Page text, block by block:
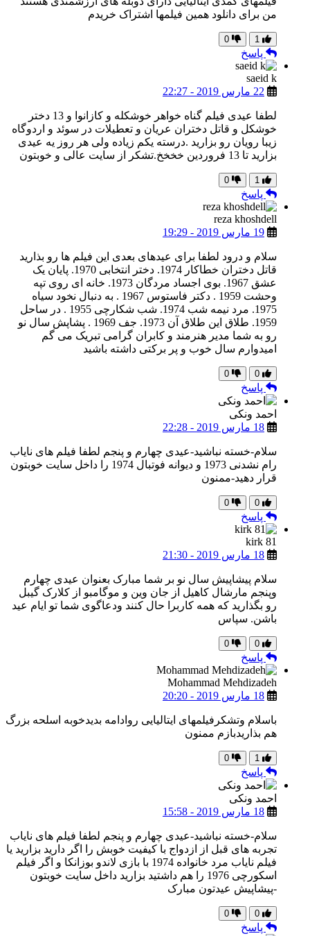
من برای دانلود همین فیلمها اشتراک خریدم
1
0
پاسخ
saeid k
22 مارس 2019 - 22:27
لطفا عیدی فیلم گناه خواهر خوشکله و کازانوا و 13 دختر
خوشکل و قاتل دختران عریان و تعطیلات در سوئد و اردوگاه
زیبا رویان رو بزارید .درسته یکم زیاده ولی هر روز یه عیدی
بزارید تا 13 فروردین خخخخ.تشکر از سایت عالی و خوبتون
1
0
پاسخ
reza khoshdell
19 مارس 2019 - 19:29
سلام و درود لطفا برای عیدهای بعدی این فیلم ها رو بذارید
قاتل دختران خطاکار 1974. دختر انتخابی 1970. پایان یک
عشق 1967. بوی اجساد مردگان 1973. خانه ای روی تپه
وحشت 1959 . دکتر فاستوس 1967 . به دنبال نخود سیاه
1975. مرد نیمه شب 1974. شب شکارچی 1955 . در ساحل
1959. طلاق این طلاق آن 1973. جف 1969 . پشاپش سال نو
رو به شما مدیر هنرمند و کابران گرامی تبریک می گم
امیدوارم سال خوب و پر برکتی داشته باشید
0
0
پاسخ
احمد ونکی
18 مارس 2019 - 22:28
سلام-خسته نباشید-عیدی چهارم و پنجم لطفا فیلم های نایاب
رام نشدنی 1973 و دیوانه فوتبال 1974 را داخل سایت خوبتون
قرار دهید-ممنون
0
0
پاسخ
kirk 81
18 مارس 2019 - 21:30
سلام پیشاپیش سال نو بر شما مبارک بعنوان عیدی چهارم
وپنجم مارشال کاهیل از جان وین و موگامبو از کلارک گیبل
رو بگذارید که همه کاربرا حال کنند ودعاگوی شما تو ایام عید
باشن. سپاس
0
0
پاسخ
Mohammad Mehdizadeh
18 مارس 2019 - 20:20
باسلام وتشکرفیلمهای ایتالیایی روادامه بدیدخوبه اسلحه بزرگ
هم بذاریدبازم ممنون
1
0
پاسخ
احمد ونکی
18 مارس 2019 - 15:58
سلام-خسته نباشید-عیدی چهارم و پنجم لطفا فیلم های نایاب
تجربه های قبل از ازدواج با کیفیت خوبش را اگر دارید بزارید یا
فیلم نایاب مرد خانواده 1974 با بازی لاندو بوزانکا و اگر فیلم
اسکورچی 1976 را هم داشتید بزارید داخل سایت خوبتون
-پیشاپیش عیدتون مبارک
0
0
پاسخ